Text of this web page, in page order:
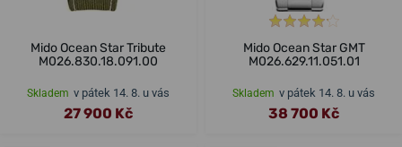
Mido Ocean Star Tribute
M026.830.18.091.00
Skladem v pátek 14. 8. u vás
27 900 Kč
Mido Ocean Star GMT
M026.629.11.051.01
Skladem v pátek 14. 8. u vás
38 700 Kč